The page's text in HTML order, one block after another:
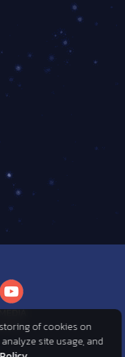
of cookies on
site usage, and